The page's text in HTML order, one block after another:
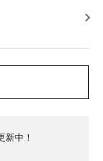
新中！